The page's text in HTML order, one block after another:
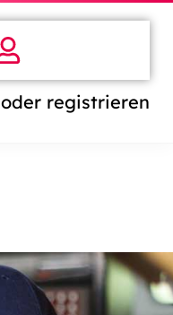
oder registrieren